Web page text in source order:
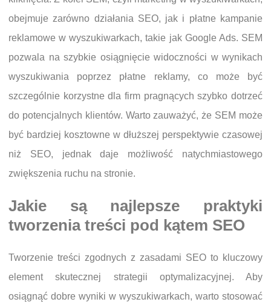
obejmuje zarówno działania SEO, jak i płatne kampanie
reklamowe w wyszukiwarkach, takie jak Google Ads. SEM
pozwala na szybkie osiągnięcie widoczności w wynikach
wyszukiwania poprzez płatne reklamy, co może być
szczególnie korzystne dla firm pragnących szybko dotrzeć
do potencjalnych klientów. Warto zauważyć, że SEM może
być bardziej kosztowne w dłuższej perspektywie czasowej
niż SEO, jednak daje możliwość natychmiastowego
zwiększenia ruchu na stronie.
Jakie są najlepsze praktyki
tworzenia treści pod kątem SEO
Tworzenie treści zgodnych z zasadami SEO to kluczowy
element skutecznej strategii optymalizacyjnej. Aby
osiągnąć dobre wyniki w wyszukiwarkach, warto stosować